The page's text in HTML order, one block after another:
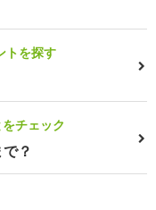
トを探す
チェック
？